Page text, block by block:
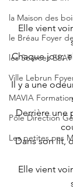
la Maison des
le Bréau Foyer
les Sources ESAT
Ville Lebrun
MAVIA Formation
Pôle Direction
Les petites pas
Elle vient
Chaque jour,
Il y a une
Derrière une
Dans son lit,
Elle vient